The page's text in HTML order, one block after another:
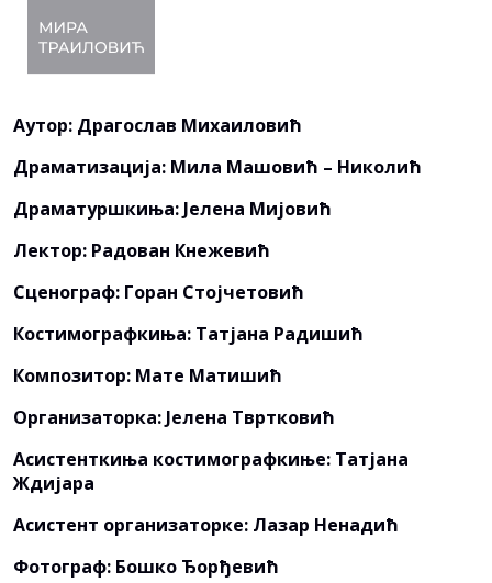
Аутор: Драгослав Михаиловић
Драматизација: Мила Машовић – Николић
Драматуршкиња: Јелена Мијовић
Лектор: Радован Кнежевић
Сценограф: Горан Стојчетовић
Костимографкиња: Татјана Радишић
Композитор: Мате Матишић
Организаторка: Јелена Твртковић
Асистенткиња костимографкиње: Татјана
Ждијара
Асистент организаторке: Лазар Ненадић
Фотограф: Бошко Ђорђевић